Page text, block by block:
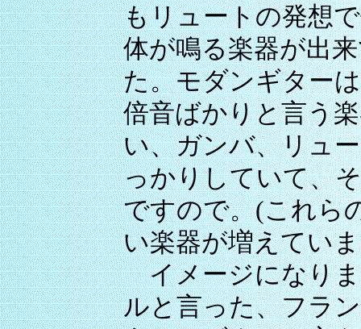
もリュートの発想
体が鳴る楽器が出
た。モダンギター
倍音ばかりと言う
い、ガンバ、リュ
っかりしていて、
ですので。(これら
い楽器が増えてい
イメージになりま
ルと言った、フラ